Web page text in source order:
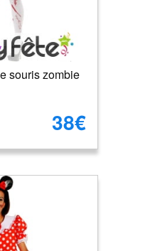
souris zombie
38€